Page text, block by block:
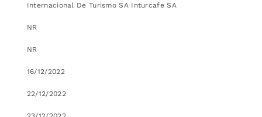
Internacional De Turismo SA Inturcafe SA
NR
NR
16/12/2022
22/12/2022